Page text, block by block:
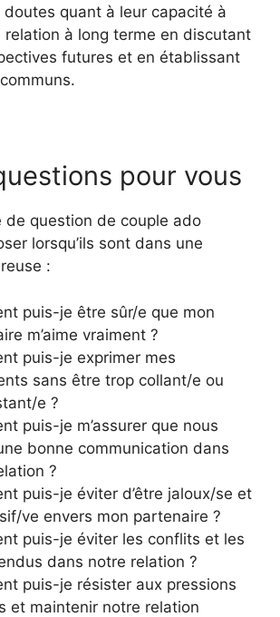
doutes quant à leur capacité à
relation à long terme en discutant
futures et en établissant
pour vous
de question de couple ado
lorsqu’ils sont dans une
:
puis-je être sûr/e que mon
m’aime vraiment ?
puis-je exprimer mes
sans être trop collant/e ou
e ?
puis-je m’assurer que nous
bonne communication dans
?
puis-je éviter d’être jaloux/se et
ve envers mon partenaire ?
puis-je éviter les conflits et les
dans notre relation ?
puis-je résister aux pressions
et maintenir notre relation